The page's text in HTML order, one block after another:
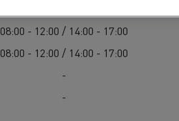
08:00 - 12:00 / 14:00 - 17:00
08:00 - 12:00 / 14:00 - 17:00
-
-